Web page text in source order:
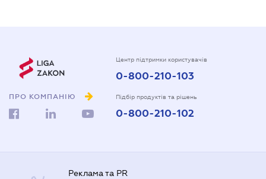
ПРО КОМПАНІЮ
Центр підтримки користувачів
0-800-210-103
Підбір продуктів та рішень
0-800-210-102
Реклама та PR